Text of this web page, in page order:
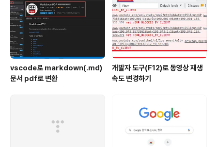
vscode로 markdown(.md)
문서 pdf로 변환
개발자 도구(F12)로 동영상 재생
속도 변경하기